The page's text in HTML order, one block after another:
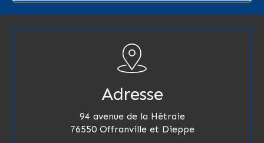
Adresse
94 avenue de la Hêtraie
76550 Offranville et Dieppe